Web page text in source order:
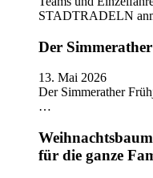
STADTRADELN
Der
13. Mai 2026
Der Simmerather
…
für die ganze